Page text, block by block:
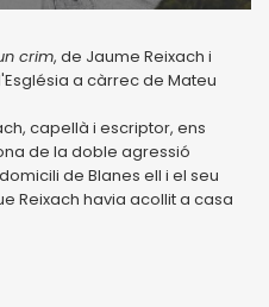
crim, de Jaume Reixach i
a càrrec de Mateu
capellà i escriptor, ens
de la doble agressió
de Blanes ell i el seu
Reixach havia acollit a casa